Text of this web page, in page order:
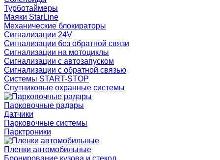
Турботаймеры
Маяки StarLine
Механические блокираторы
Сигнализации 24V
Сигнализации без обратной связи
Сигнализации на мотоциклы
Сигнализации с автозапуском
Сигнализации с обратной связью
Системы START-STOP
Спутниковые охранные системы
Парковочные радары
Датчики
Парковочные системы
Парктроники
Пленки автомобильные
Бронирование кузова и стекол